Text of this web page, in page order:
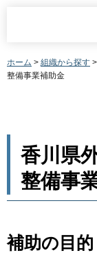
ホーム > 組織から探す >
整備事業補助金
香川県
整備事
補助の目的